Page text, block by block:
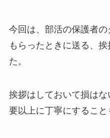
今回は、部活の保護者
もらったときに送る、
た。
挨拶はしておいて損は
要以上に丁寧にすること